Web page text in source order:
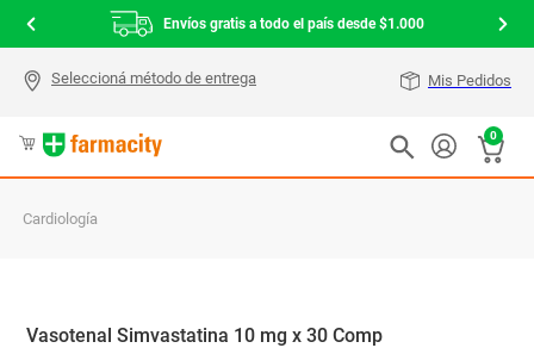
Envíos gratis a todo el país desde $1.000
Mis Pedidos
0
Cardiología
Vasotenal Simvastatina 10 mg x 30 Comp